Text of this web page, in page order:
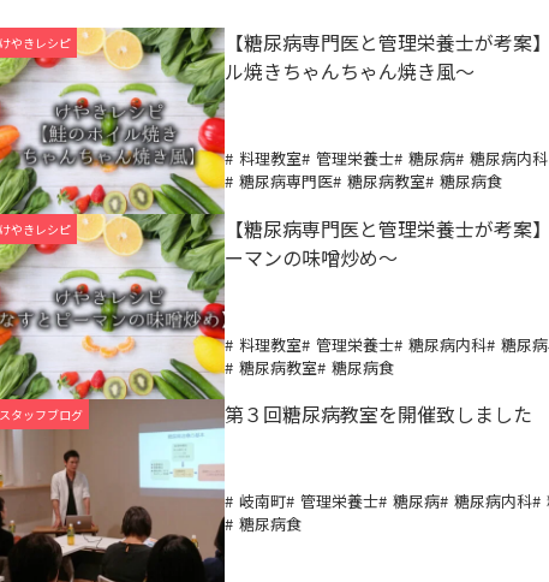
けやきレシピ
【糖尿病専門医と管理栄養士が考案
ル焼きちゃんちゃん焼き風～
料理教室
管理栄養士 糖尿病
糖尿病内科
糖尿病専門医
糖尿病教室 糖尿病食
けやきレシピ
【糖尿病専門医と管理栄養士が考案
ーマンの味噌炒め～
料理教室
管理栄養士 糖尿病内科
糖尿
糖尿病教室
糖尿病食
スタッフブログ 第３回糖尿病教室を開催致しました
岐南町
管理栄養士 糖尿病 糖尿病内科
糖尿病食